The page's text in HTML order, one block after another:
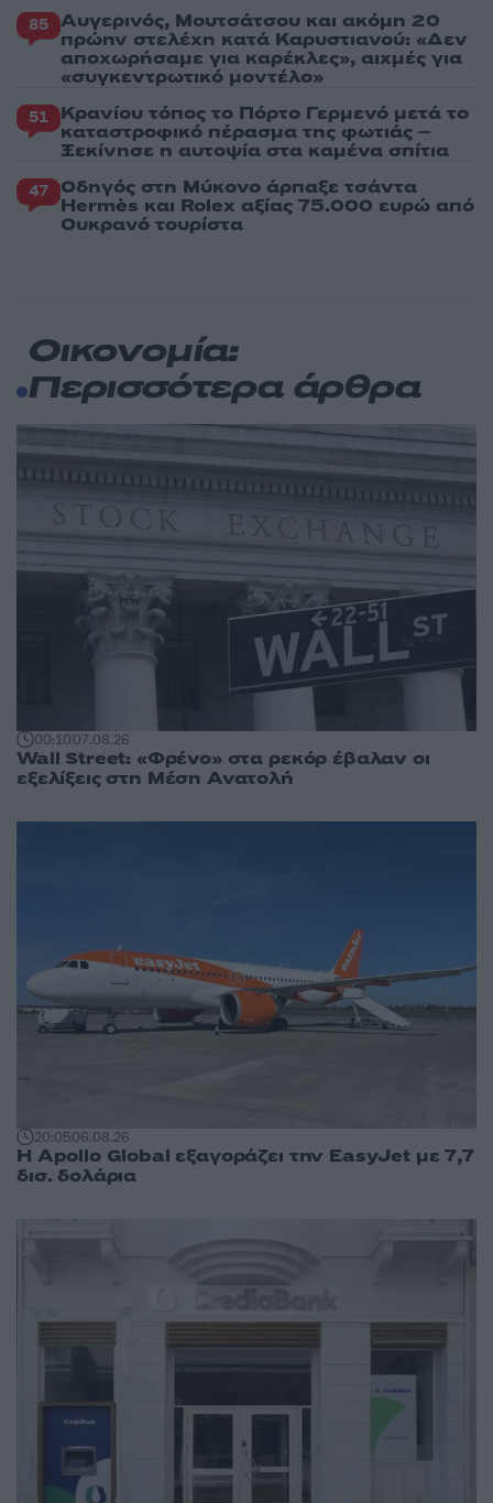
85 Αυγερινός, Μουτσάτσου και ακόμη 20
πρώην στελέχη κατά Καρυστιανού: «Δεν
αποχωρήσαμε για καρέκλες», αιχμές για
«συγκεντρωτικό μοντέλο»
51 Κρανίου τόπος το Πόρτο Γερμενό μετά το
καταστροφικό πέρασμα της φωτιάς –
Ξεκίνησε η αυτοψία στα καμένα σπίτια
47 Οδηγός στη Μύκονο άρπαξε τσάντα
Hermès και Rolex αξίας 75.000 ευρώ από
Ουκρανό τουρίστα
Οικονομία:
Περισσότερα άρθρα
00:1007.08.26
Wall Street: «Φρένο» στα ρεκόρ έβαλαν οι
εξελίξεις στη Μέση Ανατολή
20:0506.08.26
Η Apollo Global εξαγοράζει την EasyJet με 7,7
δισ. δολάρια